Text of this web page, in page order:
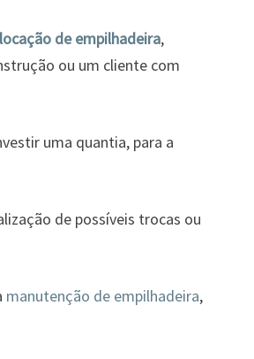
locação de empilhadeira,
ou um cliente com
uma quantia, para a
de possíveis trocas ou
manutenção de empilhadeira,